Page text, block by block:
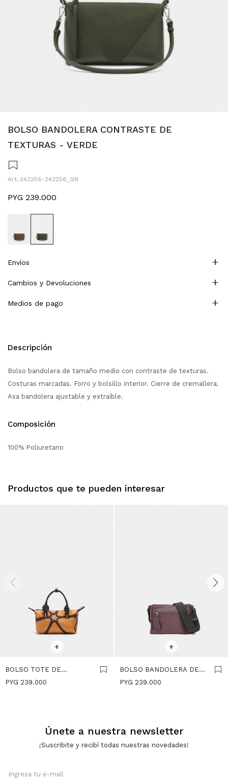
BOLSO BANDOLERA CONTRASTE DE
TEXTURAS - VERDE
243256-243256_GN
PYG 239.000
Envíos
Cambios y Devoluciones
Medios de pago
Descripción
Bolso bandolera de tamaño medio con contraste de texturas.
Costuras marcadas. Forro y bolsillo interior. Cierre de cremallera.
Asa bandolera ajustable y extraíble.
Composición
100% Poliuretano
Productos que te pueden interesar
+
BOLSO TOTE DE
TEXTURA SUAVE XS -
PYG 239.000
+
BOLSO BANDOLERA DE
NYLON S - BURDEOS
PYG 239.000
Únete a nuestra newsletter
¡Suscribite y recibí todas nuestras novedades!